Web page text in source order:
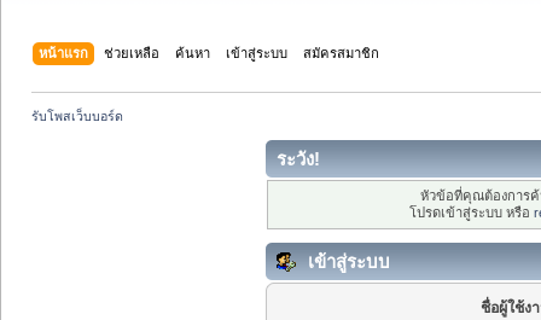
หน้าแรก ช่วยเหลือ ค้นหา เข้าสู่ระบบ สมัครสมาชิก
รับโพสเว็บบอร์ด
ระวัง!
หัวข้อที่คุณต้องการ
โปรดเข้าสู่ระบบ หรือ
เข้าสู่ระบบ
ชื่อผู้ใช้ง